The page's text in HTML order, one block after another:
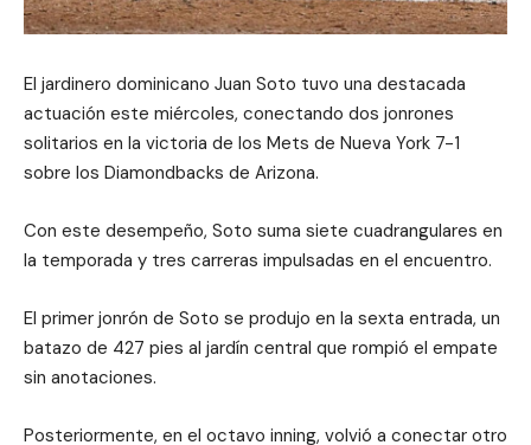
El jardinero dominicano Juan Soto tuvo una destacada
actuación este miércoles, conectando dos jonrones
solitarios en la victoria de los Mets de Nueva York 7-1
sobre los Diamondbacks de Arizona.
Con este desempeño, Soto suma siete cuadrangulares en
la temporada y tres carreras impulsadas en el encuentro.
El primer jonrón de Soto se produjo en la sexta entrada, un
batazo de 427 pies al jardín central que rompió el empate
sin anotaciones.
Posteriormente, en el octavo inning, volvió a conectar otro